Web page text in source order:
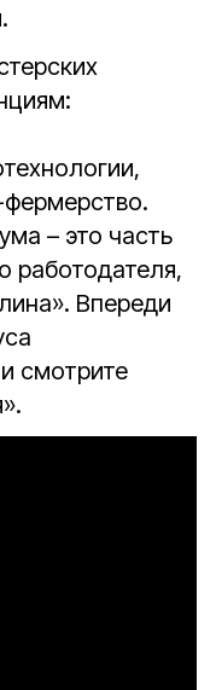
– это часть
работодателя,
Впереди
смотрите